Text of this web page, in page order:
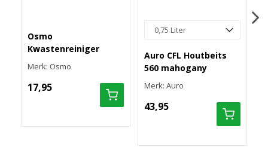
Osmo
Kwastenreiniger
Merk: Osmo
17,95
Auro CFL Houtbeits
560 mahogany
Merk: Auro
43,95